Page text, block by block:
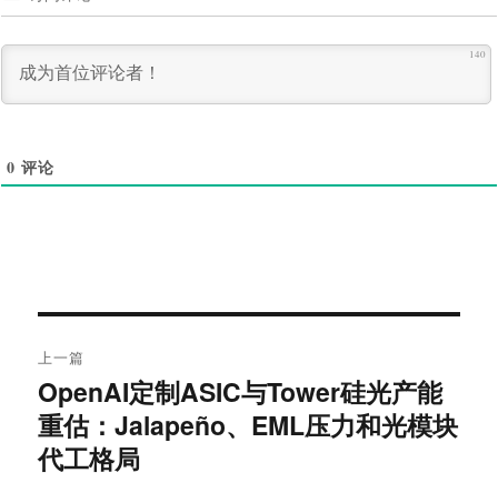
140
0 评论
章
导
航
上一篇
上
篇
文
章：
OpenAI定制ASIC与Tower硅光产能
重估：Jalapeño、EML压力和光模块
代工格局